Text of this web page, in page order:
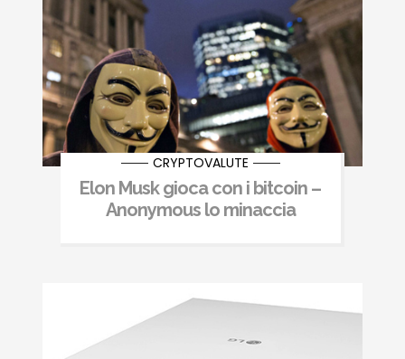
CRYPTOVALUTE
Elon Musk gioca con i bitcoin –
Anonymous lo minaccia